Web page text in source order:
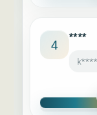
4 ****